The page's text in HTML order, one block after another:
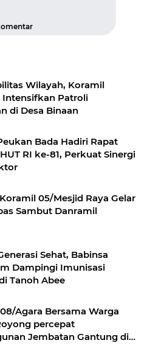
Wilayah, Koramil
Intensifkan Patroli
di Desa Binaan
Bada Hadiri Rapat
RI ke-81, Perkuat Sinergi
05/Mesjid Raya Gelar
Sambut Danramil
Sehat, Babinsa
Dampingi Imunisasi
Tanoh Abee
Agara Bersama Warga
percepat
Jembatan Gantung di